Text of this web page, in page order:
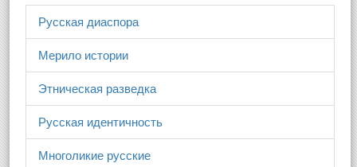
Русская диаспора
Мерило истории
Этническая разведка
Русская идентичность
Многоликие русские